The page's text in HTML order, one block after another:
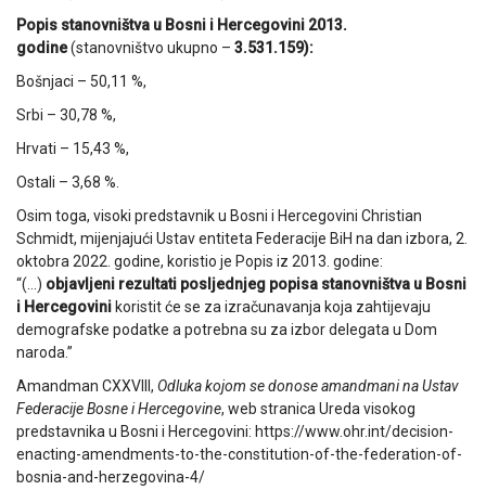
Popis stanovništva u Bosni i Hercegovini 2013.
godine(stanovništvo ukupno – 3.531.159):
Bošnjaci – 50,11 %,
Srbi – 30,78 %,
Hrvati – 15,43 %,
Ostali – 3,68 %.
Osim toga, visoki predstavnik u Bosni i Hercegovini Christian
Schmidt, mijenjajući Ustav entiteta Federacije BiH na dan izbora, 2.
oktobra 2022. godine, koristio je Popis iz 2013. godine:
“(…) objavljeni rezultati posljednjeg popisa stanovništva u Bosni
i Hercegovini koristit će se za izračunavanja koja zahtijevaju
demografske podatke a potrebna su za izbor delegata u Dom
naroda.”
Amandman CXXVIII, Odluka kojom se donose amandmani na Ustav
Federacije Bosne i Hercegovine, web stranica Ureda visokog
predstavnika u Bosni i Hercegovini: https://www.ohr.int/decision-
enacting-amendments-to-the-constitution-of-the-federation-of-
bosnia-and-herzegovina-4/